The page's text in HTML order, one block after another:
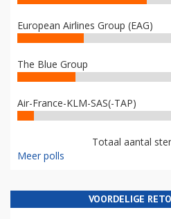
European Airlines Group (EAG)
The Blue Group
Air-France-KLM-SAS(-TAP)
Totaal aantal
Meer polls
VOORDELIGE